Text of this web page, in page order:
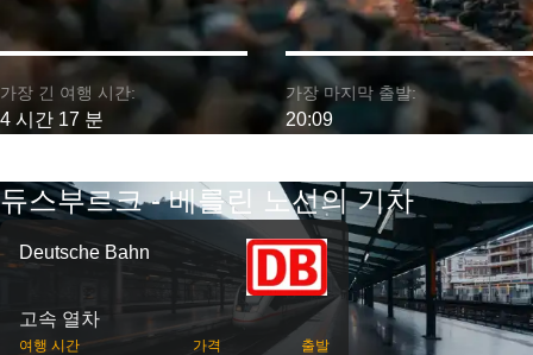
가장 긴 여행 시간:
4 시간 17 분
가장 마지막 출발:
20:09
듀스부르크 - 베를린 노선의 기차
Deutsche Bahn
고속 열차
여행 시간 가격 출발